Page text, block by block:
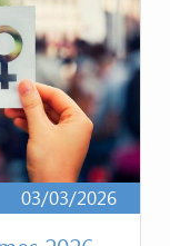
03/03/2026